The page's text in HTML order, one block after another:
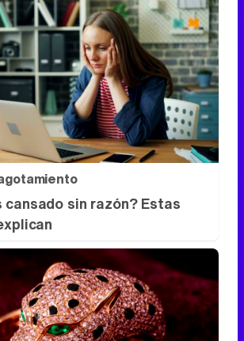
de noche?
por qué sentimos más
día